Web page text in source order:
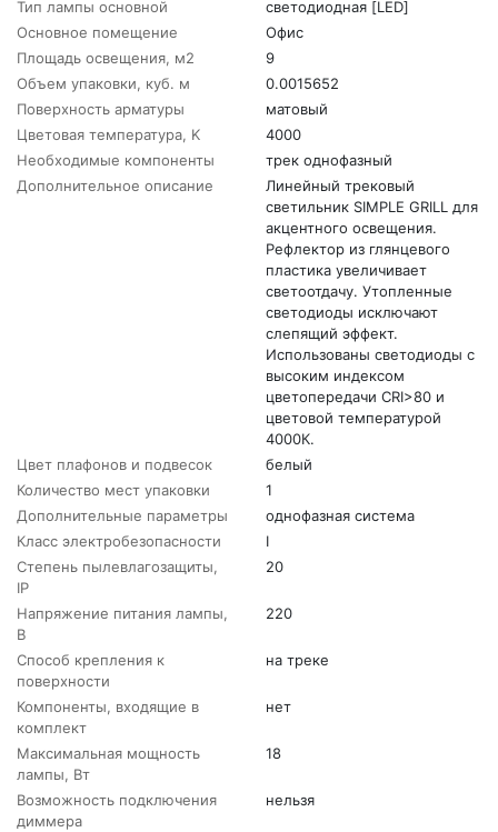
Тип лампы основной
светодиодная [LED]
Основное помещение
Офис
Площадь освещения, м2
9
Объем упаковки, куб. м
0.0015652
Поверхность арматуры
матовый
Цветовая температура, K
4000
Необходимые компоненты
трек однофазный
Дополнительное описание
Линейный трековый
светильник SIMPLE GRILL для
акцентного освещения.
Рефлектор из глянцевого
пластика увеличивает
светоотдачу. Утопленные
светодиоды исключают
слепящий эффект.
Использованы светодиоды с
высоким индексом
цветопередачи CRI>80 и
цветовой температурой
4000К.
Цвет плафонов и подвесок
белый
Количество мест упаковки
1
Дополнительные параметры
однофазная система
Класс электробезопасности
I
Степень пылевлагозащиты,
IP
20
Напряжение питания лампы,
В
220
Способ крепления к
поверхности
на треке
Компоненты, входящие в
комплект
нет
Максимальная мощность
лампы, Вт
18
Возможность подключения
диммера
нельзя